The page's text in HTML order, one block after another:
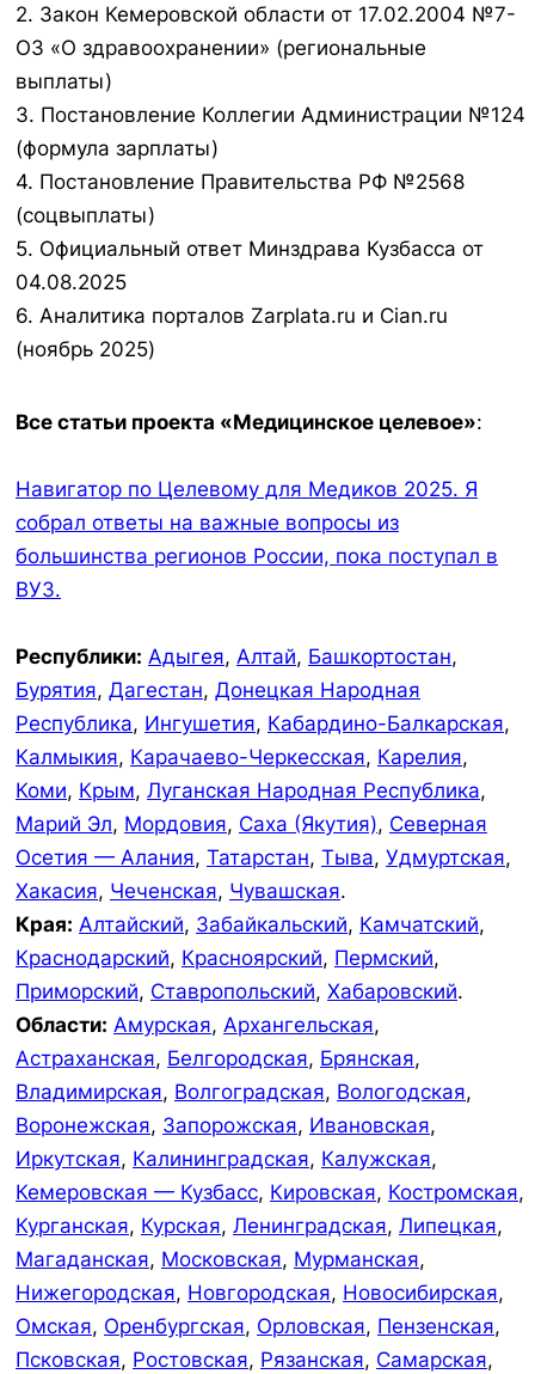
2. Закон Кемеровской области от 17.02.2004 №7-
ОЗ «О здравоохранении» (региональные
выплаты)
3. Постановление Коллегии Администрации №124
(формула зарплаты)
4. Постановление Правительства РФ №2568
(соцвыплаты)
5. Официальный ответ Минздрава Кузбасса от
04.08.2025
6. Аналитика порталов Zarplata.ru и Cian.ru
(ноябрь 2025)
Все статьи проекта «Медицинское целевое»:
Навигатор по Целевому для Медиков 2025. Я
собрал ответы на важные вопросы из
большинства регионов России, пока поступал в
ВУЗ.
Республики: Адыгея, Алтай, Башкортостан,
Бурятия, Дагестан, Донецкая Народная
Республика, Ингушетия, Кабардино-Балкарская,
Калмыкия, Карачаево-Черкесская, Карелия,
Коми, Крым, Луганская Народная Республика,
Марий Эл, Мордовия, Саха (Якутия), Северная
Осетия — Алания, Татарстан, Тыва, Удмуртская,
Хакасия, Чеченская, Чувашская.
Края: Алтайский, Забайкальский, Камчатский,
Краснодарский, Красноярский, Пермский,
Приморский, Ставропольский, Хабаровский.
Области: Амурская, Архангельская,
Астраханская, Белгородская, Брянская,
Владимирская, Волгоградская, Вологодская,
Воронежская, Запорожская, Ивановская,
Иркутская, Калининградская, Калужская,
Кемеровская — Кузбасс, Кировская, Костромская,
Курганская, Курская, Ленинградская, Липецкая,
Магаданская, Московская, Мурманская,
Нижегородская, Новгородская, Новосибирская,
Омская, Оренбургская, Орловская, Пензенская,
Псковская, Ростовская, Рязанская, Самарская,